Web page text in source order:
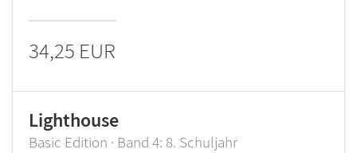
34,25 EUR
Lighthouse
Basic Edition · Band 4: 8. Schuljahr